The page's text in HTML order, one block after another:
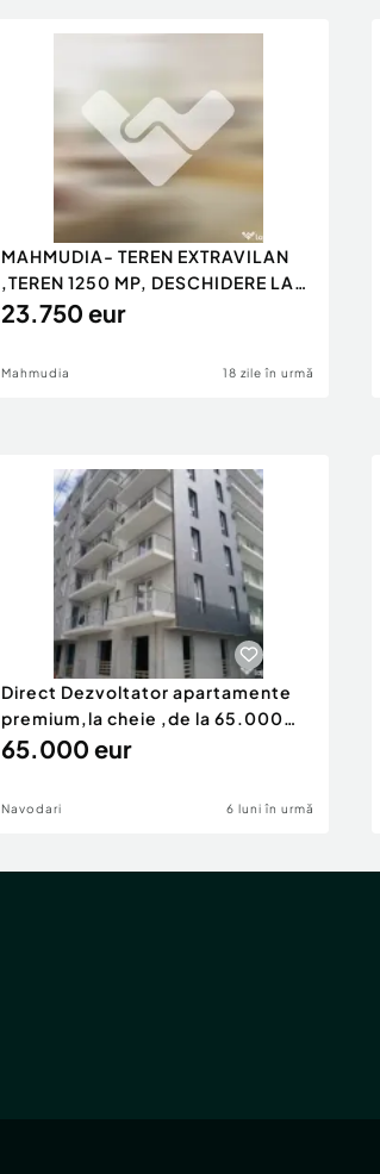
MAHMUDIA- TEREN EXTRAVILAN
,TEREN 1250 MP, DESCHIDERE LA
DUN
23.750 eur
Mahmudia 18 zile în urmă
Direct Dezvoltator apartamente
premium,la cheie ,de la 65.000
eur
65.000 eur
Navodari 6 luni în urmă